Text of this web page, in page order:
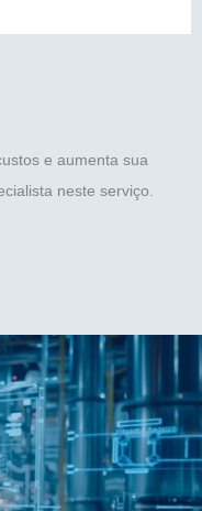
e aumenta sua
neste serviço.